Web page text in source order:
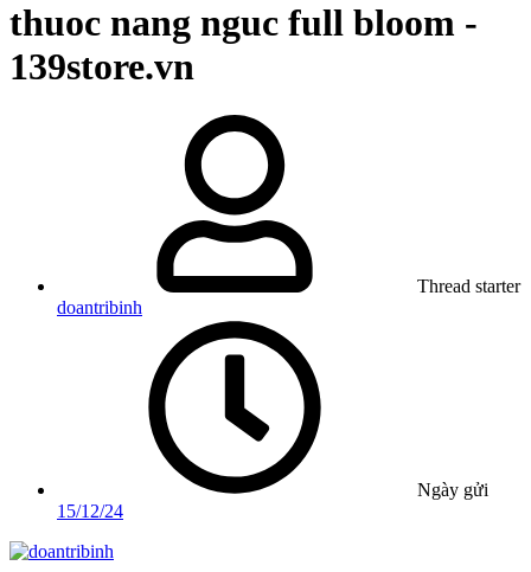
thuoc nang nguc full bloom -
139store.vn
Thread starter
doantribinh
Ngày gửi
15/12/24